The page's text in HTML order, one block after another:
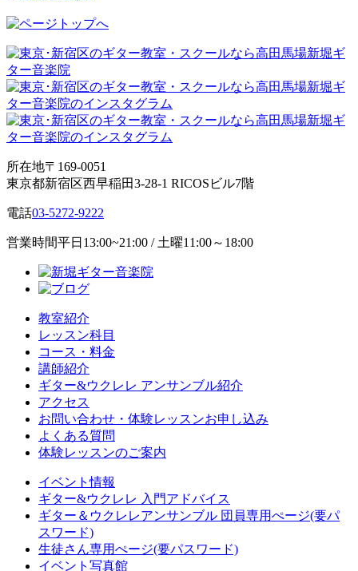
所在地〒169-0051
東京都新宿区西早稲田3-28-1 RICOSビル7階
電話03-5272-9222
営業時間平日13:00~21:00 / 土曜11:00～18:00
教室紹介
レッスン科目
コース・料金
講師紹介
ギター&ウクレレ アンサンブル紹介
アクセス
お問い合わせ・体験レッスンお申し込み
よくある質問
体験レッスンのご案内
イベント情報
ギター&ウクレレ 入門アドバイス
ギター＆ウクレレアンサンブル 団員専用ぺージ(要パ
スワード)
生徒さん専用ぺージ(要パスワード)
イベント写真館